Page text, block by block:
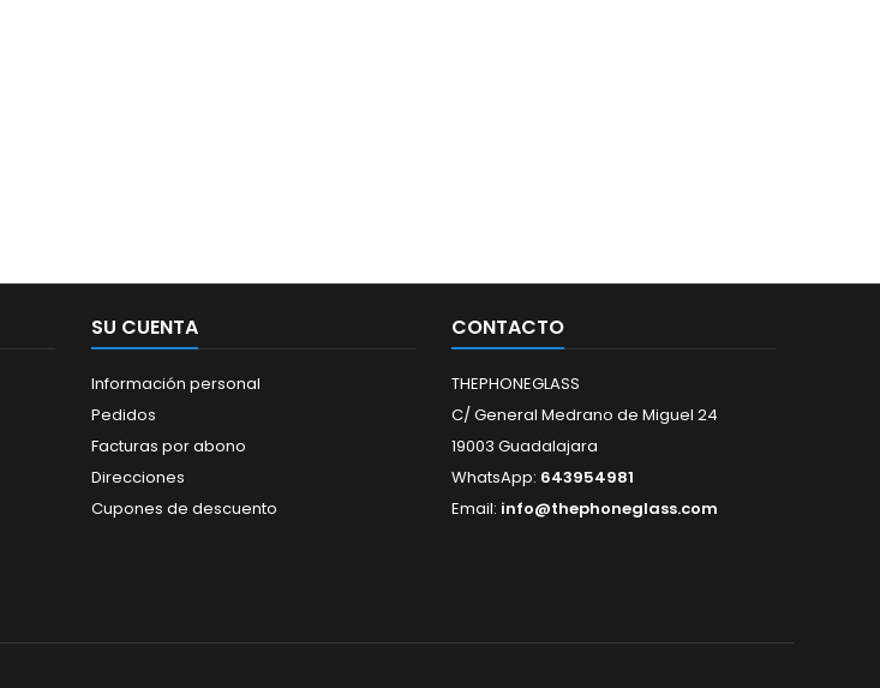
SU CUENTA
Información personal
Pedidos
Facturas por abono
Direcciones
Cupones de descuento
CONTACTO
THEPHONEGLASS
C/ General Medrano de Miguel 24
19003 Guadalajara
WhatsApp: 643954981
Email: info@thephoneglass.com